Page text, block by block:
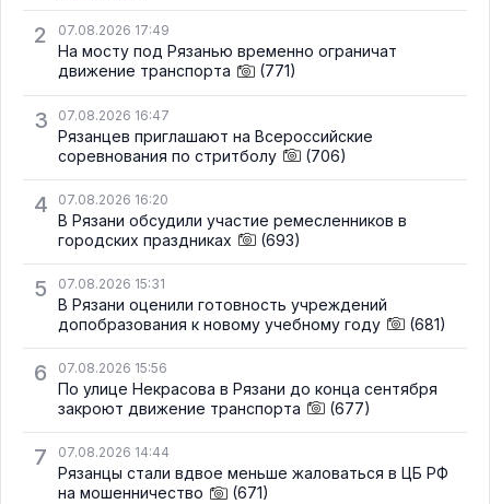
2 07.08.2026 17:49
На мосту под Рязанью временно ограничат
движение транспорта
(771)
3 07.08.2026 16:47
Рязанцев приглашают на Всероссийские
соревнования по стритболу
(706)
4 07.08.2026 16:20
В Рязани обсудили участие ремесленников в
городских праздниках
(693)
5 07.08.2026 15:31
В Рязани оценили готовность учреждений
допобразования к новому учебному году
(681)
6 07.08.2026 15:56
По улице Некрасова в Рязани до конца сентября
закроют движение транспорта
(677)
7 07.08.2026 14:44
Рязанцы стали вдвое меньше жаловаться в ЦБ РФ
на мошенничество
(671)